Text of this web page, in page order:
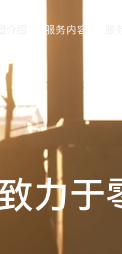
服务内容 服
力于